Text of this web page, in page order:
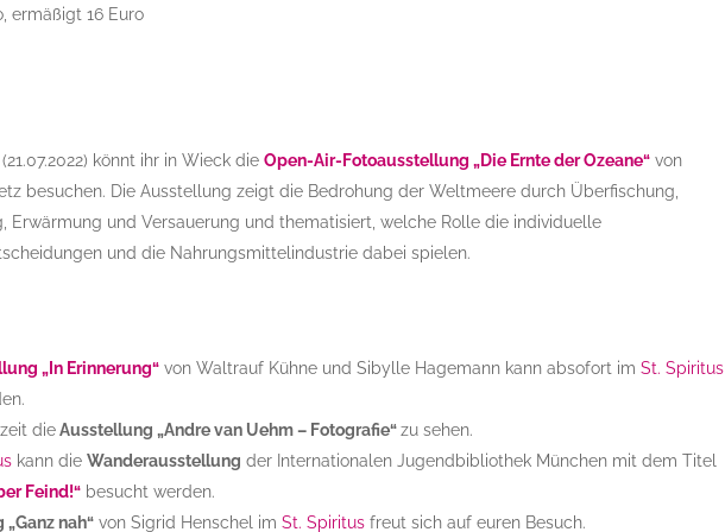
ermäßigt 16 Euro
könnt ihr in Wieck dieOpen-Air-Fotoausstellung „Die Ernte der Ozeane“ von
besuchen. Die Ausstellung zeigt die Bedrohung der Weltmeere durch Überfischung,
Erwärmung und Versauerung und thematisiert, welche Rolle die individuelle
und die Nahrungsmittelindustrie dabei spielen.
„In Erinnerung“ von Waltrauf Kühne und Sibylle Hagemann kann absofort imSt. Spiritus
dieAusstellung „Andre van Uehm – Fotografie“zu sehen.
kann dieWanderausstellung der Internationalen Jugendbibliothek München mit dem Titel
Feind!“ besucht werden.
nah“ von Sigrid Henschel imSt. Spiritus freut sich auf euren Besuch.